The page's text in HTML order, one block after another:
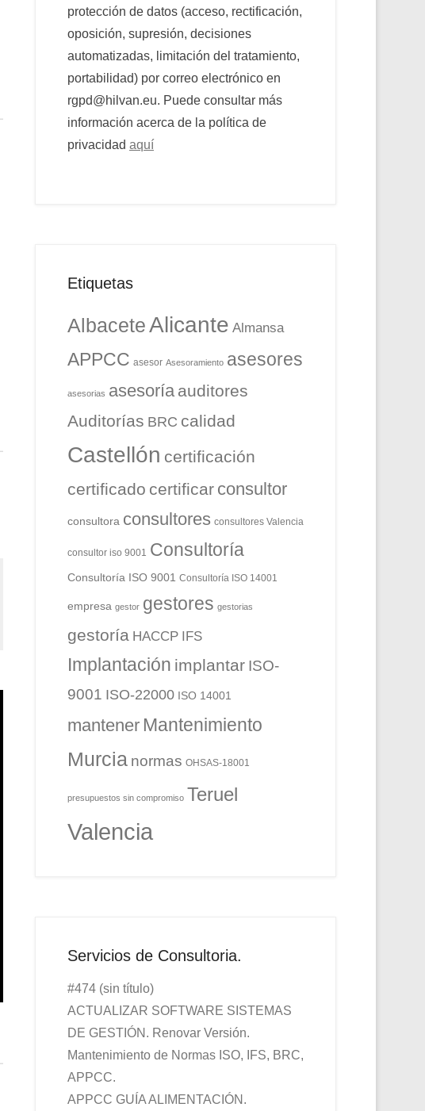
protección de datos (acceso, rectificación,
oposición, supresión, decisiones
automatizadas, limitación del tratamiento,
portabilidad) por correo electrónico en
rgpd@hilvan.eu. Puede consultar más
información acerca de la política de
privacidad aquí
Etiquetas
AlbaceteAlicante Almansa
APPCC asesor Asesoramiento asesores
asesorias asesoría auditores
Auditorías BRC calidad
Castellón certificación
certificado certificar consultor
consultora consultores consultores Valencia
consultor iso 9001 Consultoría
Consultoría ISO 9001 Consultoría ISO 14001
empresa gestor gestores gestorias
gestoría HACCP IFS
Implantación implantar ISO-
9001 ISO-22000 ISO 14001
mantener Mantenimiento
Murcia normas OHSAS-18001
presupuestos sin compromiso Teruel
Valencia
Servicios de Consultoria.
#474 (sin título)
ACTUALIZAR SOFTWARE SISTEMAS
DE GESTIÓN. Renovar Versión.
Mantenimiento de Normas ISO, IFS, BRC,
APPCC.
APPCC GUÍA ALIMENTACIÓN.